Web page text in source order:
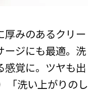
厚みのあるクリー
ージにも最適。洗
感覚に。ツヤも出
「洗い上がりのし